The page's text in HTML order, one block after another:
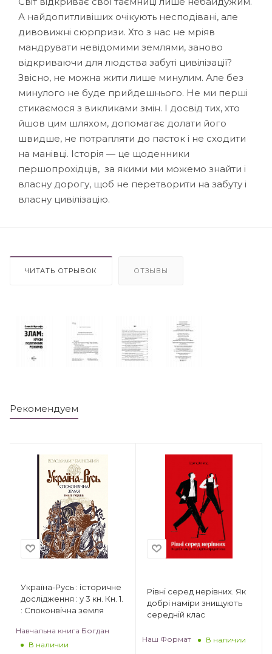
А найдопитливіших очікують несподівані, але
дивовижні сюрпризи. Хто з нас не мріяв
мандрувати невідомими землями, заново
відкриваючи для людства забуті цивілізації?
Звісно, не можна жити лише минулим. Але без
минулого не буде прийдешнього. Не ми перші
стикаємося з викликами змін. І досвід тих, хто
йшов цим шляхом, допомагає долати його
швидше, не потрапляти до пасток і не сходити
на манівці. Історія — це щоденники
першопрохідців, за якими ми можемо знайти і
власну дорогу, щоб не перетворити на забуту і
власну цивілізацію.
ЧИТАТЬ ОТРЫВОК ОТЗЫВЫ
Рекомендуем
Україна-Русь : історичне
дослідження : у 3 кн. Кн. 1.
: Споконвічна земля
Навчальна книга Богдан
В наличии
Рівні серед нерівних. Як
добрі наміри знищують
середній клас
Наш Формат В наличии